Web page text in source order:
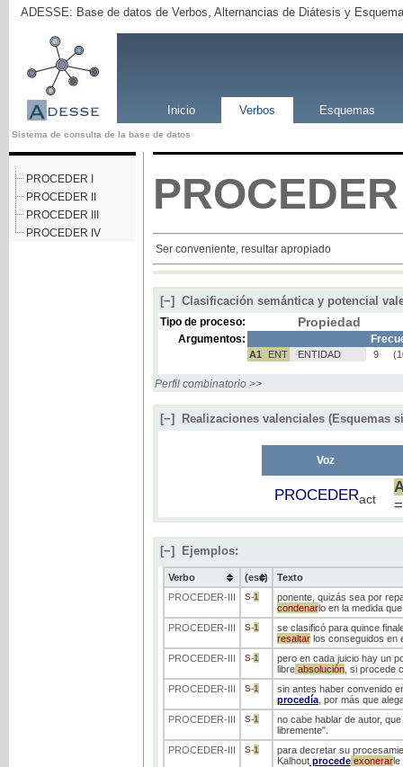
ADESSE: Base de datos de Verbos, Alternancias de Diátesis y
Inicio Verbos Esquemas
Sistema de consulta de la base de datos
PROCEDER I
PROCEDER II
PROCEDER III
PROCEDER IV
PROCEDER
Ser conveniente, resultar apropiado
[−] Clasificación semántica y potencial
Tipo de proceso: Propiedad
Argumentos:
A1 ENT ENTIDAD 9
Perfil combinatorio >>
[−] Realizaciones valenciales (Esquemas
Voz
PROCEDERact
=
[−] Ejemplos:
Verbo (ess)
Texto
PROCEDER-III S-1
ponente, quizás sea por
condenarlo en la medida
PROCEDER-III S-1
se clasificó para quince
resaltarlos conseguidos en
PROCEDER-III S-1
pero en cada juicio hay un
libreabsolución, si procede
PROCEDER-III S-1
sin antes haber convenido
procedía, por más que
PROCEDER-III S-1
no cabe hablar de autor,
libremente".
PROCEDER-III S-1
para decretar su
Kalhoutprocedeexonerarle